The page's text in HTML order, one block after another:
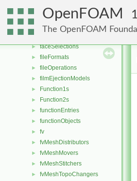
OpenFOAM
The OpenFOAM
► dragModels
► energyScalingFunctions
►
► faceSelections
► fileFormats
► fileOperations
► filmEjectionModels
► Function1s
► Function2s
► functionEntries
► functionObjects
► fv
► fvMeshDistributors
► fvMeshMovers
► fvMeshStitchers
► fvMeshTopoChangers